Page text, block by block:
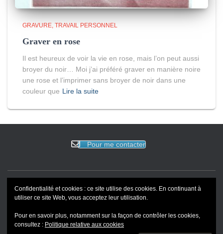
GRAVURE TRAVAIL PERSONNEL
Graver en rose
Il est heureux de voir la vie en rose, mais l’on peut aussi
broyer du noir… Moi j’ai préféré graver en manière noire
une rose et l’imprimer sans broyer de noir dans une
couleur que Lire la suite
Pour me contacter
ACCUEIL EVENEMENTS BLOG REVUE DE PRESSE
PORTFOLIO
Confidentialité et cookies : ce site utilise des cookies. En continuant à
utiliser ce site Web, vous acceptez leur utilisation.
Pour en savoir plus, notamment sur la façon de contrôler les cookies,
consultez : Politique relative aux cookies